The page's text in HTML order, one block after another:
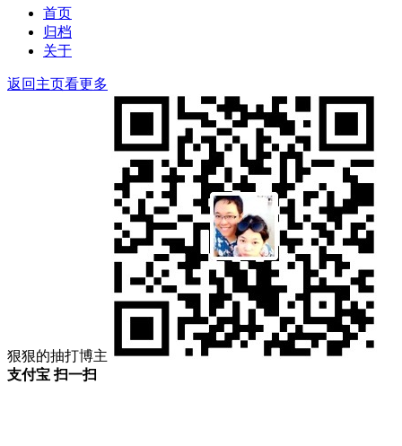
首页
归档
关于
返回主页看更多
狠狠的抽打博主
支付宝 扫一扫